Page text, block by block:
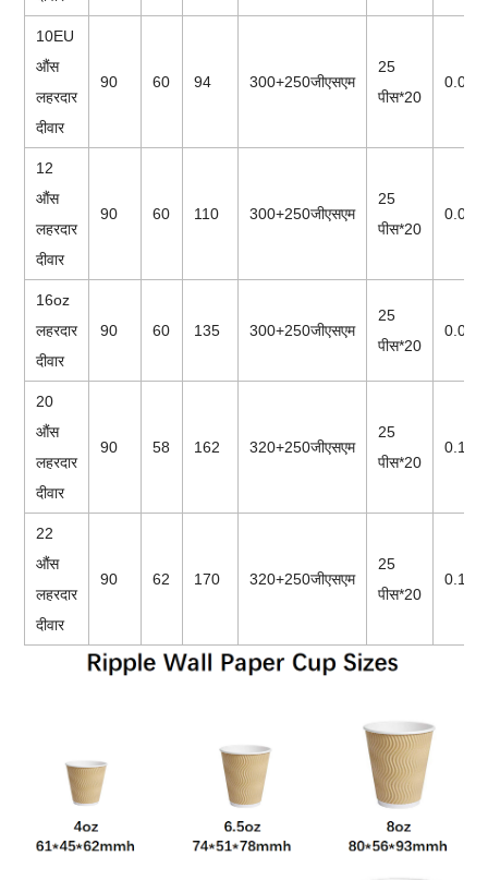
10EU
औंस
लहरदार
दीवार
90 60 94 300+250जीएसएम
25
पीस*20
12
औंस
लहरदार
दीवार
90 60 110 300+250जीएसएम
25
पीस*20
16oz
लहरदार
दीवार
90 60 135 300+250जीएसएम
25
पीस*20
20
औंस
लहरदार
दीवार
90 58 162 320+250जीएसएम
25
पीस*20
22
औंस
लहरदार
दीवार
90 62 170 320+250जीएसएम
25
पीस*20